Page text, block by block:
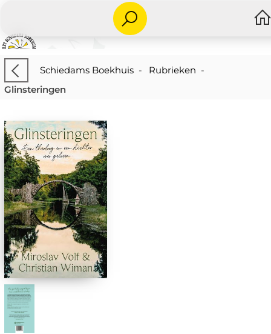
Schiedams Boekhuis- Rubrieken -
Glinsteringen